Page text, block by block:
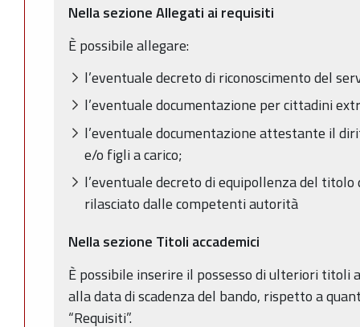
Nella sezione Allegati ai requisiti
È possibile allegare:
l’eventuale decreto di riconoscimento del
l’eventuale documentazione per cittadini
l’eventuale documentazione attestante il
e/o figli a carico;
l’eventuale decreto di equipollenza del
rilasciato dalle competenti autorità
Nella sezione Titoli accademici
È possibile inserire il possesso di ulteriori titoli
alla data di scadenza del bando, rispetto a
“Requisiti”.